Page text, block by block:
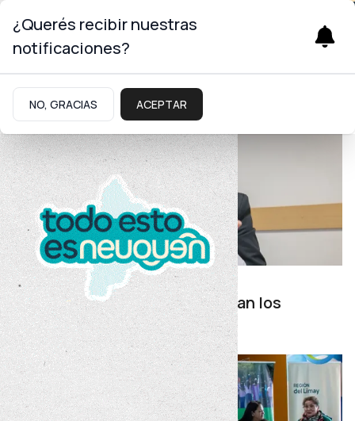
Gobierno
Protección al consumidor
Aerolíneas y telefónicas lideran los
reclamos en Neuquén
¿Querés recibir nuestras
notificaciones?
NO, GRACIAS ACEPTAR